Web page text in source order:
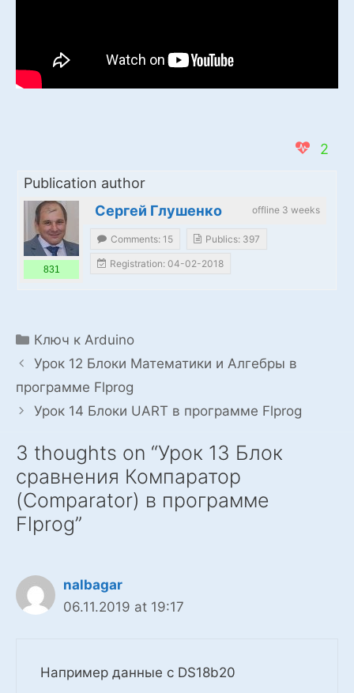
2
Publication author
offline 3 weeks
Сергей Глушенко
831
Comments: 15 Publics: 397
Registration: 04-02-2018
Categories
Ключ к Arduino
Урок 12 Блоки Математики и Алгебры в
программе Flprog
Урок 14 Блоки UART в программе Flprog
3 thoughts on “Урок 13 Блок
сравнения Компаратор
(Comparator) в программе
Flprog”
nalbagar
06.11.2019 at 19:17
Например данные с DS18b20